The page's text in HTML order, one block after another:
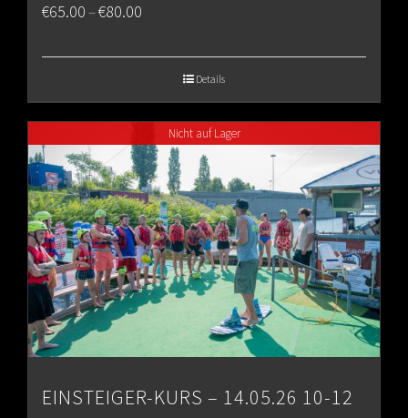
€65.00–€80.00
€80.00
Details
Nicht auf Lager
EINSTEIGER-KURS – 14.05.26 10-12